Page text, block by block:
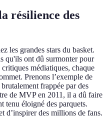
résilience des
les grandes stars du basket.
qu'ils ont dû surmonter pour
médiatiques, chaque
Prenons l’exemple de
frappée par des
de MVP en 2011, il a dû faire
tenu éloigné des parquets.
d’inspirer des millions de fans.